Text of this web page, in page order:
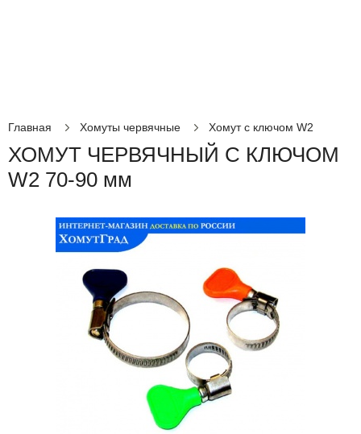
Главная Хомуты червячные Хомут с ключом W2
ХОМУТ ЧЕРВЯЧНЫЙ С КЛЮЧОМ
W2 70-90 мм